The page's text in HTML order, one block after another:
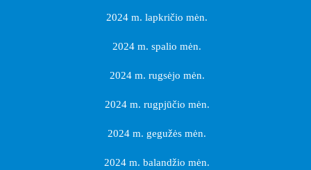
2024 m. lapkričio mėn.
2024 m. spalio mėn.
2024 m. rugsėjo mėn.
2024 m. rugpjūčio mėn.
2024 m. gegužės mėn.
2024 m. balandžio mėn.